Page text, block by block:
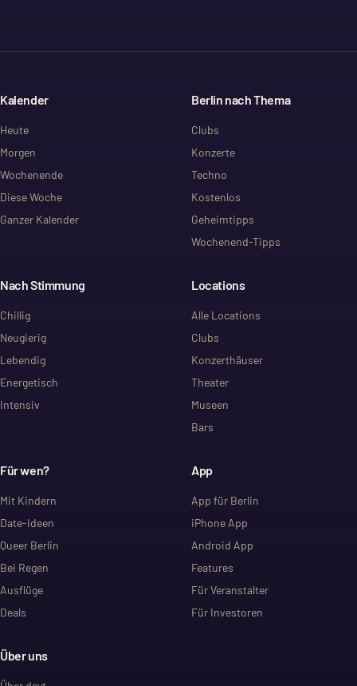
Kalender
Heute
Morgen
Wochenende
Diese Woche
Ganzer Kalender
Berlin nach Thema
Clubs
Konzerte
Techno
Kostenlos
Geheimtipps
Wochenend-Tipps
Nach Stimmung
Chillig
Neugierig
Lebendig
Energetisch
Intensiv
Locations
Alle Locations
Clubs
Konzerthäuser
Theater
Museen
Bars
Für wen?
Mit Kindern
Date-Ideen
Queer Berlin
Bei Regen
Ausflüge
Deals
App
App für Berlin
iPhone App
Android App
Features
Für Veranstalter
Für Investoren
Über uns